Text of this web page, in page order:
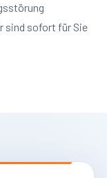
sind sofort für Sie